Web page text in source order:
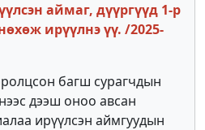
аймаг, дүүргүүд 1-р
ирүүлнэ үү. /2025-
багш сурагчдын
дээш оноо авсан
ирүүлсэн аймгуудын